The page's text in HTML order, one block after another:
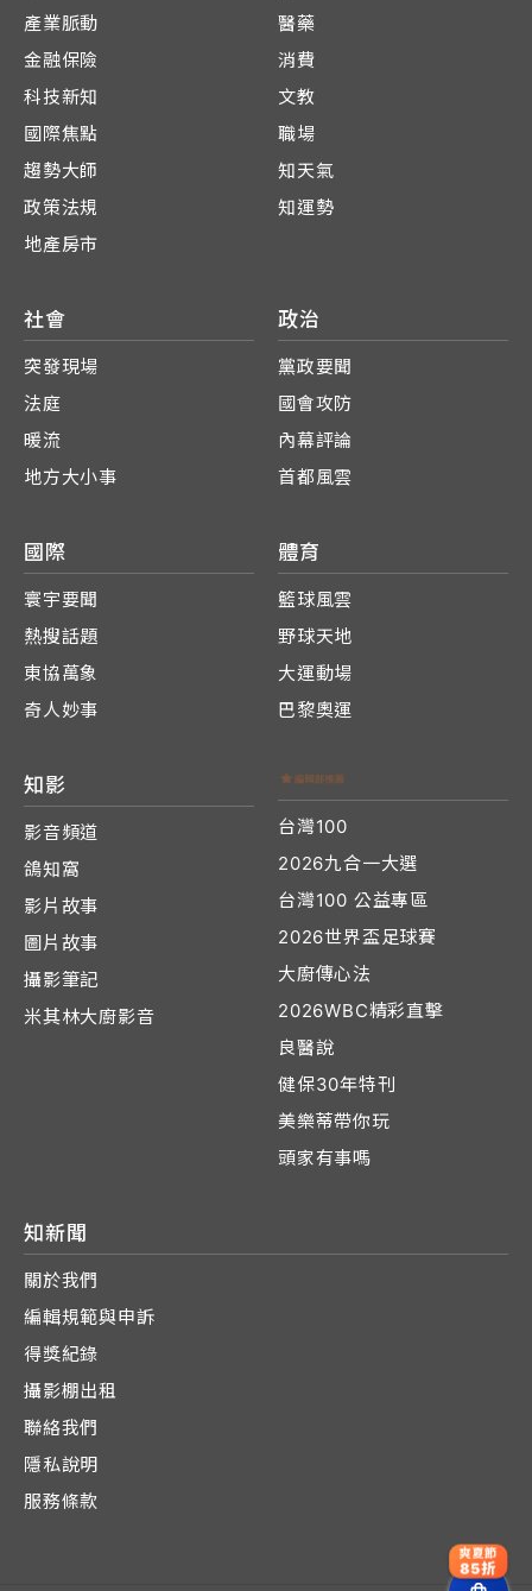
產業脈動
金融保險
科技新知
國際焦點
趨勢大師
政策法規
地產房市
醫藥
消費
文教
職場
知天氣
知運勢
社會
突發現場
法庭
暖流
地方大小事
政治
黨政要聞
國會攻防
內幕評論
首都風雲
國際
寰宇要聞
熱搜話題
東協萬象
奇人妙事
體育
籃球風雲
野球天地
大運動場
巴黎奧運
知影
影音頻道
鴿知窩
影片故事
圖片故事
攝影筆記
米其林大廚影音
台灣100
2026九合一大選
台灣100 公益專區
2026世界盃足球賽
大廚傳心法
2026WBC精彩直擊
良醫說
健保30年特刊
美樂蒂帶你玩
頭家有事嗎
知新聞
關於我們
編輯規範與申訴
得獎紀錄
攝影棚出租
聯絡我們
隱私說明
服務條款
爽夏節
85折